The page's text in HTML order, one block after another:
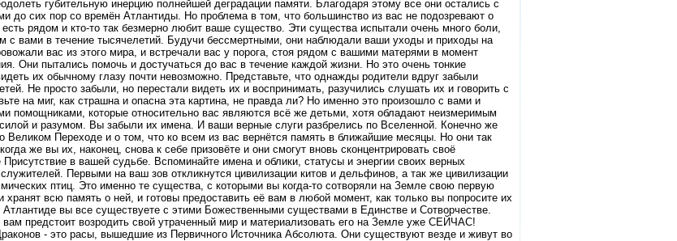
губительную инерцию полнейшей деградации памяти. Благодаря этому все они остались с
до сих пор со времён Атлантиды. Но проблема в том, что большинство из вас не подозревают о
есть рядом и кто-то так безмерно любит ваше существо. Эти существа испытали очень много боли,
с вами в течение тысячелетий. Будучи бессмертными, они наблюдали ваши уходы и приходы на
вас из этого мира, и встречали вас у порога, стоя рядом с вашими матерями в момент
Они пытались помочь и достучаться до вас в течение каждой жизни. Но это очень тонкие
их обычному глазу почти невозможно. Представьте, что однажды родители вдруг забыли
Не просто забыли, но перестали видеть их и воспринимать, разучились слушать их и говорить с
на миг, как страшна и опасна эта картина, не правда ли? Но именно это произошло с вами и
помощниками, которые относительно вас являются всё же детьми, хотя обладают неизмеримым
и разумом. Вы забыли их имена. И ваши верные слуги разбрелись по Вселенной. Конечно же
Великом Переходе и о том, что ко всем из вас вернётся память в ближайшие месяцы. Но они так
же вы их, наконец, снова к себе призовёте и они смогут вновь сконцентрировать своё
Присутствие в вашей судьбе. Вспоминайте имена и облики, статусы и энергии своих верных
служителей. Первыми на ваш зов откликнутся цивилизации китов и дельфинов, а так же цивилизации
птиц. Это именно те существа, с которыми вы когда-то сотворяли на Земле свою первую
хранят всю память о ней, и готовы предоставить её вам в любой момент, как только вы попросите их
вы все существуете с этими Божественными существами в Единстве и Сотворчестве.
предстоит возродить свой утраченный мир и материализовать его на Земле уже СЕЙЧАС!
- это расы, вышедшие из Первичного Источника Абсолюта. Они существуют везде и живут во